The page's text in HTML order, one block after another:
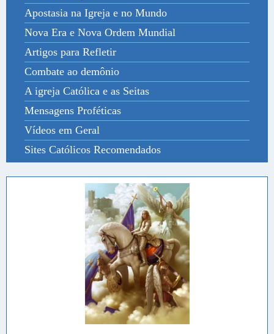
Apostasia na Igreja e no Mundo
Nova Era e Nova Ordem Mundial
Artigos para Refletir
Combate ao demônio
A igreja Católica e as Seitas
Mensagens Proféticas
Vídeos em Geral
Sites Católicos Recomendados